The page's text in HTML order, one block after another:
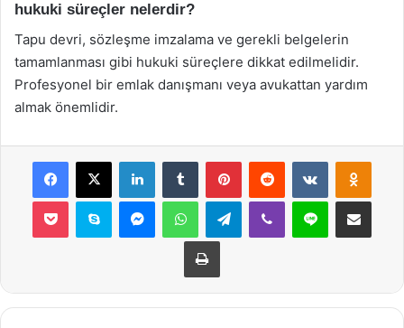
hukuki süreçler nelerdir?
Tapu devri, sözleşme imzalama ve gerekli belgelerin
tamamlanması gibi hukuki süreçlere dikkat edilmelidir.
Profesyonel bir emlak danışmanı veya avukattan yardım
almak önemlidir.
Facebook
X LinkedInTumblr PinterestReddit VKontakte
Pocket Skype MessengerWhatsAppTelegramViber Line E-Posta ile
Yazdır